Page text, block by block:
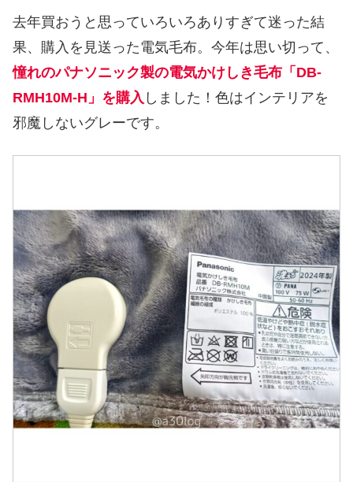
去年買おうと思っていろいろありすぎて迷った結
果、購入を見送った電気毛布。今年は思い切って、
憧れのパナソニック製の電気かけしき毛布「DB-
RMH10M-H」を購入 しました！色はインテリアを
邪魔しないグレーです。